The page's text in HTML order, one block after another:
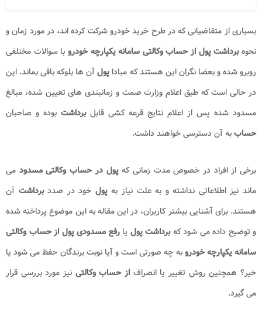
بسیاری از متقاضیانی که در طرح خرید خودرو شرکت کرده اند، در مورد زمان و
نحوهبرداشت پول از حساب وکالتی سامانه یکپارچه خودرو با سوالات مختلفی
روبرو شده و بعضا نگران این هستند که مبادا پولآن ها بلوکه باقی بماند. این
در حالی است که طبق اعلام وزارت صمت و زمانبندی های تعیین شده، مبالغ
مسدود شده پس از اعلام نتایج قرعه کشی قابلبرداشت بوده و صاحبان
حساببه آن دسترسی خواهند داشت.
برخی از افراد در خصوص مدت زمانی کهپول در حساب وکالتی مسدود می
ماند نیز اطلاعاتی نداشته و به علت نیاز بهپول خود در صددبرداشت آن
هستند. برای آشنایی بیشتر کاربران، در این مقاله به این موضوع پرداخته شده
و توضیح داده می شود کهبرداشت پول یا رفع مسدودی پول از حساب وکالتی
سامانه یکپارچه خودروبه چه صورتی است و آیا نوبت برندگان حفظ می شود یا
خیر؟ همچنین روش تغییر یا انصراف از حساب وکالتی نیز مورد بررسی قرار
می گیرد.